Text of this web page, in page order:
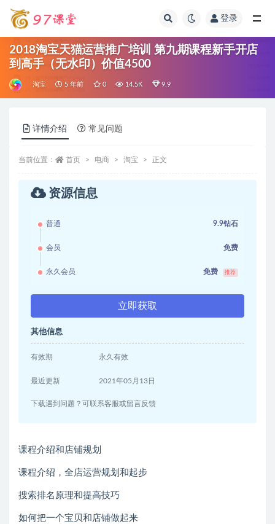
登录
2018淘宝天猫运营推广培训 第九期课程新手开店
到高手（无水印）价值4500
淘宝 5 年前 0 14.5K 9.9
详情介绍 常见问题
当前位置： 首页 电商 淘宝 正文
资源信息
普通 9.9钻石
会员 免费
永久会员 免费 推荐
立即获取
其他信息
有效期 永久有效
最近更新 2021年05月13日
下载遇到问题？可联系客服或留言反馈
课程介绍和店铺规划
课程介绍，全店运营规划和起步
搜索排名原理和提高技巧
如何把一个宝贝和店铺做起来